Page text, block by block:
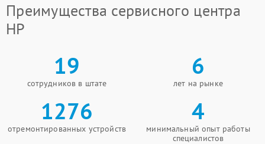
Преимущества сервисного центра
HP
19
сотрудников в штате
6
лет на рынке
1276
отремонтированных устройств
4
минимальный опыт работы
специалистов